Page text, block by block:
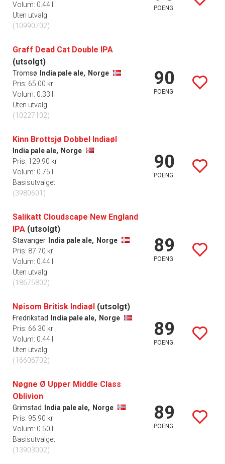
Volum: 0.44 l
Uten utvalg
(10990702)
POENG
Graff Dead Cat Double IPA
(utsolgt)
Tromsø India pale ale, Norge
Pris: 65.00 kr
Volum: 0.33 l
Uten utvalg
(10227102)
90
POENG
Kinn Brottsjø Dobbel Indiaøl
India pale ale, Norge
Pris: 129.90 kr
Volum: 0.75 l
Basisutvalget
(3980601)
90
POENG
Salikatt Cloudscape New England
IPA (utsolgt)
Stavanger India pale ale, Norge
Pris: 87.70 kr
Volum: 0.44 l
Uten utvalg
(18675802)
89
POENG
Nøisom Britisk Indiaøl (utsolgt)
Fredrikstad India pale ale, Norge
Pris: 66.30 kr
Volum: 0.44 l
Uten utvalg
(16606702)
89
POENG
Nøgne Ø Upper Middle Class
Oblivion
Grimstad India pale ale, Norge
Pris: 95.90 kr
Volum: 0.50 l
Basisutvalget
(13903002)
89
POENG